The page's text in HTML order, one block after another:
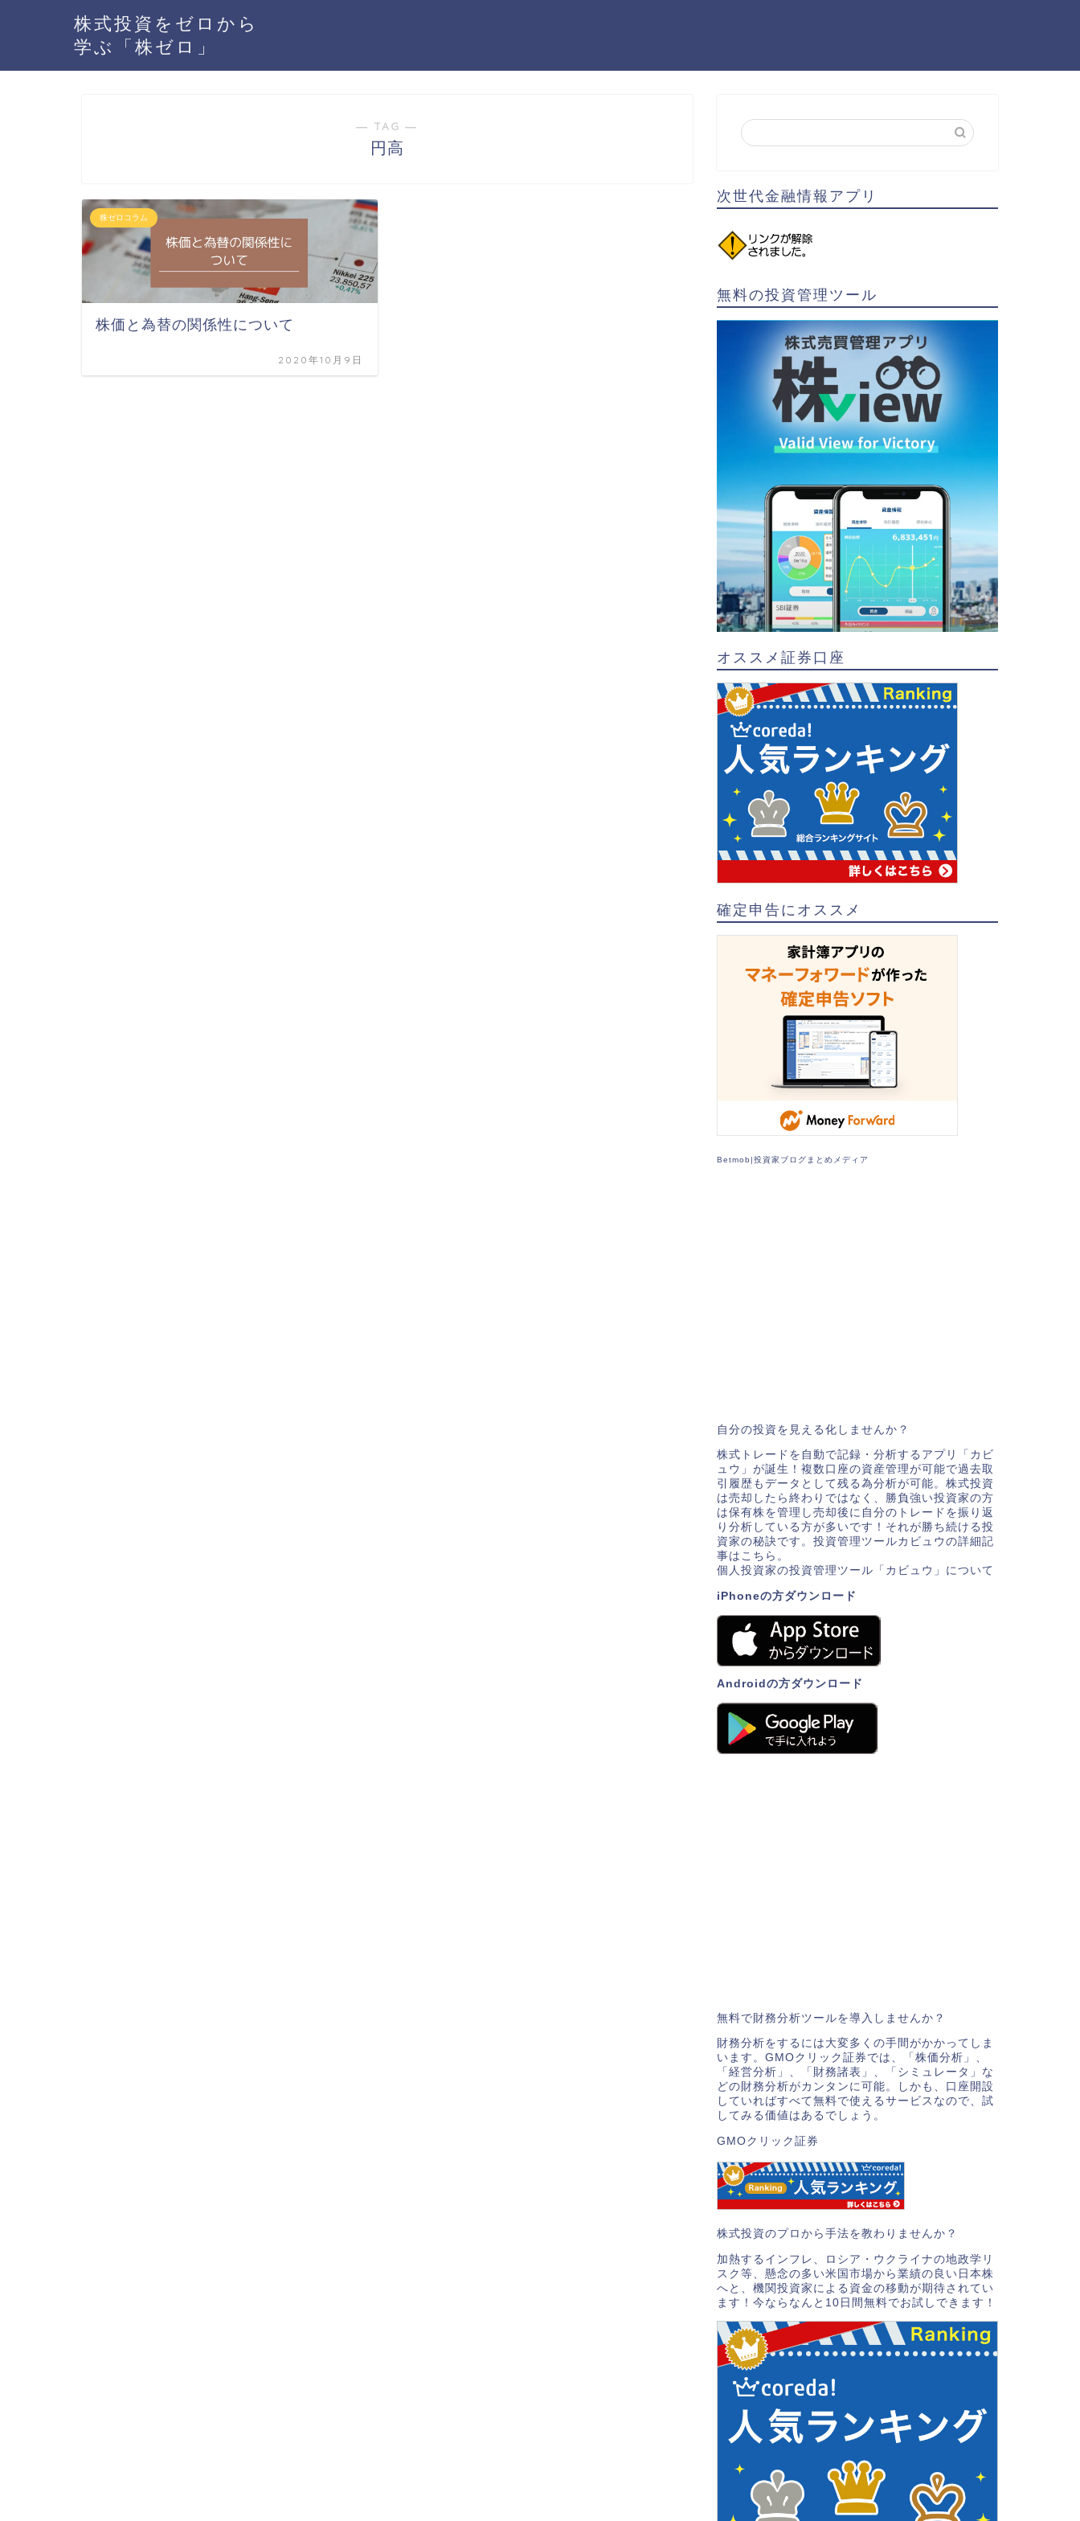
株式投資をゼロから
学ぶ「株ゼロ」
― TAG ―
円高
株ゼロコラム
株価と為替の関係性について
2020年10月9日
次世代金融情報アプリ
無料の投資管理ツール
オススメ証券口座
確定申告にオススメ
Betmob|投資家ブログまとめメディア
自分の投資を見える化しませんか？
株式トレードを自動で記録・分析するアプリ「カビ
ュウ」が誕生！複数口座の資産管理が可能で過去取
引履歴もデータとして残る為分析が可能。株式投資
は売却したら終わりではなく、勝負強い投資家の方
は保有株を管理し売却後に自分のトレードを振り返
り分析している方が多いです！それが勝ち続ける投
資家の秘訣です。投資管理ツールカビュウの詳細記
事はこちら。
個人投資家の投資管理ツール「カビュウ」について
iPhoneの方ダウンロード
Androidの方ダウンロード
無料で財務分析ツールを導入しませんか？
財務分析をするには大変多くの手間がかかってしま
います。GMOクリック証券では、「株価分析」、
「経営分析」、「財務諸表」、「シミュレータ」な
どの財務分析がカンタンに可能。しかも、口座開設
していればすべて無料で使えるサービスなので、試
してみる価値はあるでしょう。
GMOクリック証券
株式投資のプロから手法を教わりませんか？
加熱するインフレ、ロシア・ウクライナの地政学リ
スク等、懸念の多い米国市場から業績の良い日本株
へと、機関投資家による資金の移動が期待されてい
ます！今ならなんと10日間無料でお試しできます！